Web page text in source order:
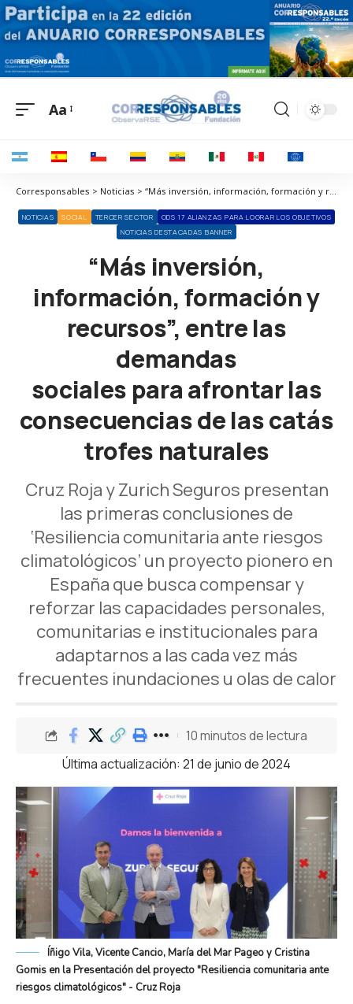
Aa
Corresponsables > Noticias > “Más inversión, información, formación y recursos”, entre las demandas sociales para afrontar las consecuencias de las catástrofes naturales
NOTICIAS SOCIAL TERCER SECTOR
ODS 17 ALIANZAS PARA LOGRAR LOS OBJETIVOS
NOTICIAS DESTACADAS BANNER
“Más inversión,
información, formación y
recursos”, entre las
demandas
sociales para afrontar las
consecuencias de las catás
trofes naturales
Cruz Roja y Zurich Seguros presentan
las primeras conclusiones de
‘Resiliencia comunitaria ante riesgos
climatológicos’ un proyecto pionero en
España que busca compensar y
reforzar las capacidades personales,
comunitarias e institucionales para
adaptarnos a las cada vez más
frecuentes inundaciones u olas de calor
Última actualización: 21 de junio de 2024
10 minutos de lectura
Íñigo Vila, Vicente Cancio, María del Mar Pageo y Cristina
Gomis en la Presentación del proyecto "Resiliencia comunitaria ante
riesgos climatológicos" - Cruz Roja